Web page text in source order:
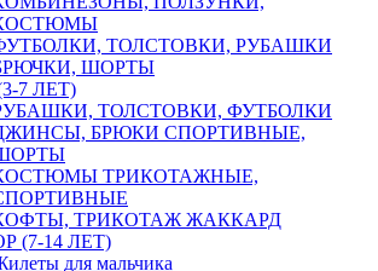
ТОЛСТОВКИ, РУБАШКИ
ШОРТЫ
7 ЛЕТ)
ТОЛСТОВКИ, ФУТБОЛКИ
БРЮКИ СПОРТИВНЫЕ,
ТРИКОТАЖНЫЕ,
ТРИКОТАЖ ЖАККАРД
(7-14 ЛЕТ)
для мальчика